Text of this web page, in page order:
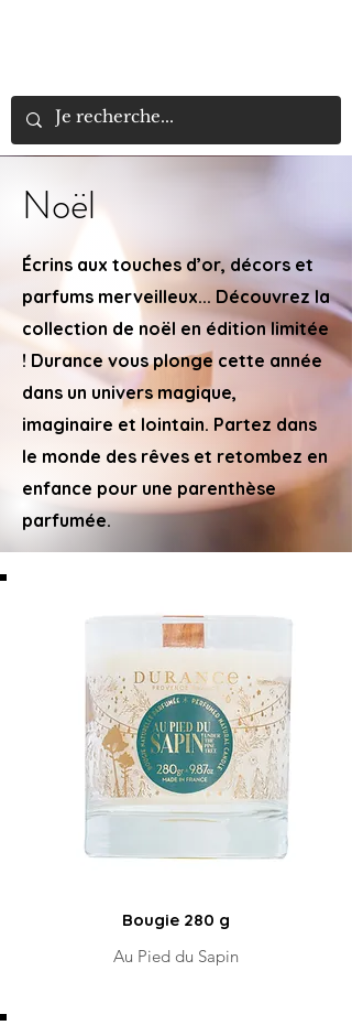
Noël
Écrins aux touches d’or, décors et
parfums merveilleux... Découvrez la
collection de noël en édition limitée
! Durance vous plonge cette année
dans un univers magique,
imaginaire et lointain. Partez dans
le monde des rêves et retombez en
enfance pour une parenthèse
parfumée.
Bougie 280 g
Au Pied du Sapin